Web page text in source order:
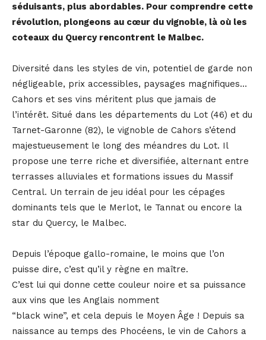
séduisants, plus abordables. Pour comprendre cette
révolution, plongeons au cœur du vignoble, là où les
coteaux du Quercy rencontrent le Malbec.
Diversité dans les styles de vin, potentiel de garde non
négligeable, prix accessibles, paysages magnifiques…
Cahors et ses vins méritent plus que jamais de
l’intérêt. Situé dans les départements du Lot (46) et du
Tarnet-Garonne (82), le vignoble de Cahors s’étend
majestueusement le long des méandres du Lot. Il
propose une terre riche et diversifiée, alternant entre
terrasses alluviales et formations issues du Massif
Central. Un terrain de jeu idéal pour les cépages
dominants tels que le Merlot, le Tannat ou encore la
star du Quercy, le Malbec.
Depuis l’époque gallo-romaine, le moins que l’on
puisse dire, c’est qu’il y règne en maître.
C’est lui qui donne cette couleur noire et sa puissance
aux vins que les Anglais nomment
“black wine”, et cela depuis le Moyen Âge ! Depuis sa
naissance au temps des Phocéens, le vin de Cahors a